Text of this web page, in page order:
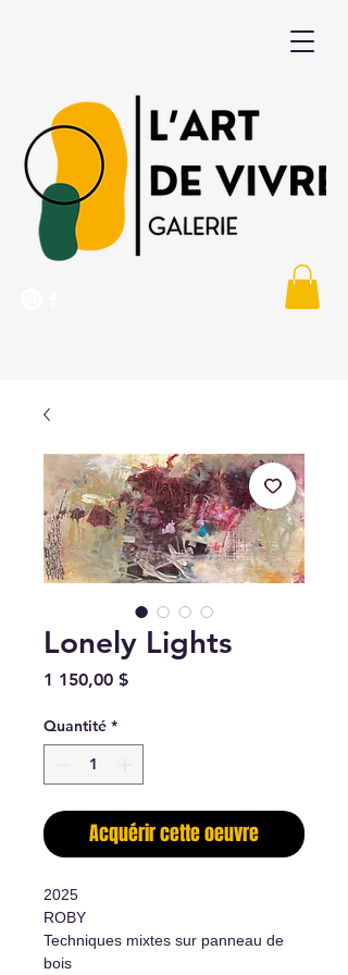
Lonely Lights
1 150,00 $Prix
Quantité *
Acquérir cette oeuvre
2025
ROBY
Techniques mixtes sur panneau de
bois